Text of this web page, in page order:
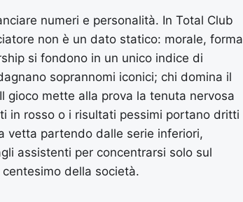
numeri e personalità. In Total Club
non è un dato statico: morale, forma
si fondono in un unico indice di
soprannomi iconici; chi domina il
gioco mette alla prova la tenuta nervosa
in rosso o i risultati pessimi portano dritti
vetta partendo dalle serie inferiori,
assistenti per concentrarsi solo sul
della società.